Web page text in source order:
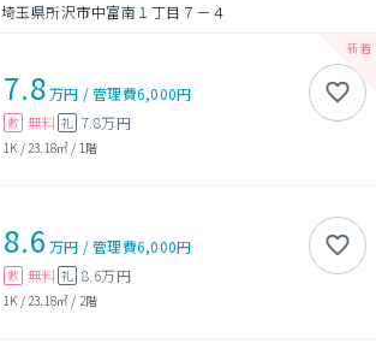
埼玉県所沢市中富南１丁目７－４
7.8万円 /管理費6,000円
敷 無料 礼 7.8万円
1K / 23.18㎡ / 1階
8.6 万円 /管理費6,000円
敷 無料 礼 8.6万円
1K / 23.18㎡ / 2階